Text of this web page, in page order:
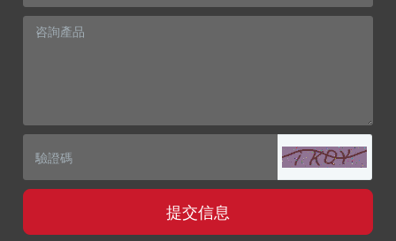
提交信息